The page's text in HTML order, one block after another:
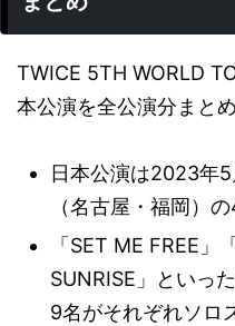
TWICE 5TH WORLD
本公演を全公演分まとめ
日本公演は2023年
（名古屋・福岡）
「SET ME FREE」
SUNRISE」といっ
9名がそれぞれソロ